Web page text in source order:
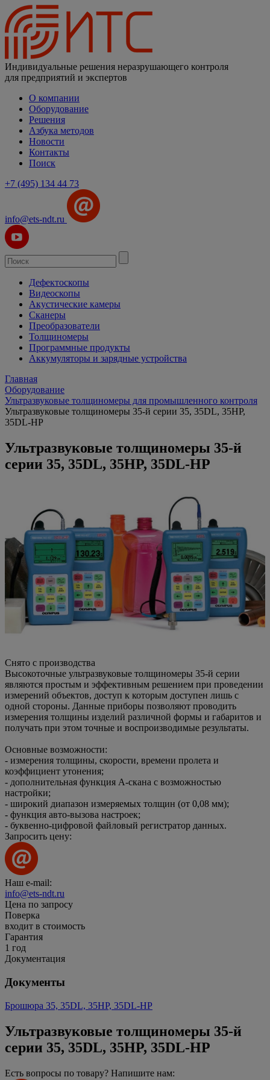
Индивидуальные решения неразрушающего контроля
для предприятий и экспертов
О компании
Оборудование
Решения
Азбука методов
Новости
Контакты
Поиск
+7 (495) 134 44 73
info@ets-ndt.ru
Дефектоскопы
Видеоскопы
Акустические камеры
Сканеры
Преобразователи
Толщиномеры
Программные продукты
Аккумуляторы и зарядные устройства
Главная
Оборудование
Ультразвуковые толщиномеры для промышленного контроля
Ультразвуковые толщиномеры 35-й серии 35, 35DL, 35HP,
35DL-HP
Ультразвуковые толщиномеры 35-й
серии 35, 35DL, 35HP, 35DL-HP
Снято с производства
Высокоточные ультразвуковые толщиномеры 35-й серии
являются простым и эффективным решением при проведении
измерений объектов, доступ к которым доступен лишь с
одной стороны. Данные приборы позволяют проводить
измерения толщины изделий различной формы и габаритов и
получать при этом точные и воспроизводимые результаты.
Основные возможности:
- измерения толщины, скорости, времени пролета и
коэффициент утонения;
- дополнительная функция А-скана с возможностью
настройки;
- широкий диапазон измеряемых толщин (от 0,08 мм);
- функция авто-вызова настроек;
- буквенно-цифровой файловый регистратор данных.
Запросить цену:
Наш e-mail:
info@ets-ndt.ru
Цена по запросу
Поверка
входит в стоимость
Гарантия
1 год
Документация
Документы
Брошюра 35, 35DL, 35HP, 35DL-HP
Ультразвуковые толщиномеры 35-й
серии 35, 35DL, 35HP, 35DL-HP
Есть вопросы по товару? Напишите нам: